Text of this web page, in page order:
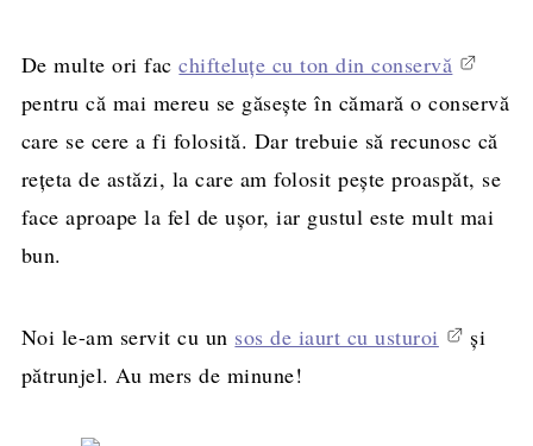
De multe ori facchifteluțe cu ton din conservă
pentru că mai mereu se găsește în cămară o conservă
care se cere a fi folosită. Dar trebuie să recunosc că
rețeta de astăzi, la care am folosit pește proaspăt, se
face aproape la fel de ușor, iar gustul este mult mai
bun.
Noi le-am servit cu un sos de iaurt cu usturoi
și
pătrunjel. Au mers de minune!